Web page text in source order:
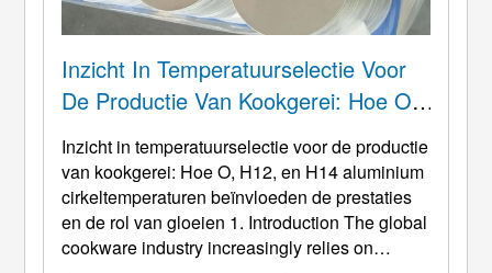
Inzicht In Temperatuurselectie Voor
De Productie Van Kookgerei: Hoe O,
H12, En H14 Aluminium
Cirkeltemperaturen Beïnvloeden De
Prestaties En De Rol Van Gloeien
Inzicht in temperatuurselectie voor de productie
van kookgerei: Hoe O, H12, en H14 aluminium
cirkeltemperaturen beïnvloeden de prestaties
en de rol van gloeien 1. Introduction The global
cookware industry increasingly relies on